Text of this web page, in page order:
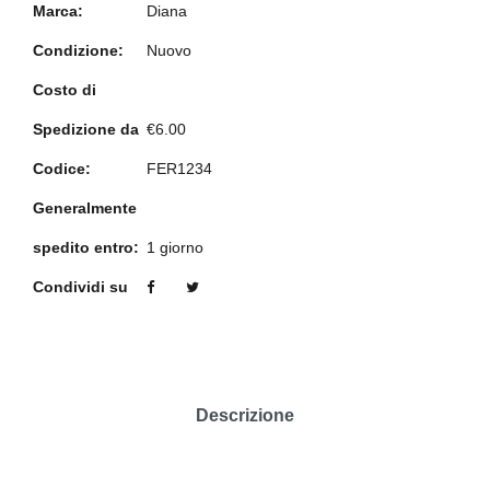
Marca: Diana
Condizione: Nuovo
Costo di
Spedizione da €6.00
Codice: FER1234
Generalmente
spedito entro: 1 giorno
Condividi su
Descrizione